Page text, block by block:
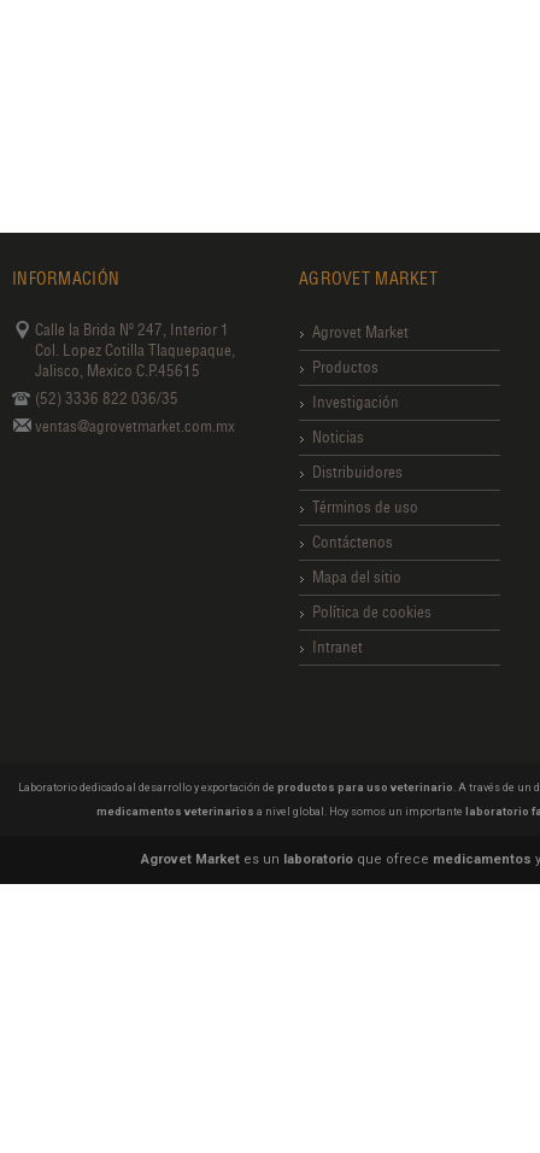
INFORMACIÓN
Calle la Brida Nº 247, Interior 1
Col. Lopez Cotilla Tlaquepaque,
Jalisco, Mexico C.P.45615
(52) 3336 822 036/35
ventas@agrovetmarket.com.mx
AGROVET MARKET
Agrovet Market
Productos
Investigación
Noticias
Distribuidores
Términos de uso
Contáctenos
Mapa del sitio
Política de cookies
Intranet
Laboratorio dedicado al desarrollo y exportación de productos para uso veterinario . A través de un
medicamentos veterinarios a nivel global. Hoy somos un importante laboratorio
Agrovet Market es un laboratorio que ofrece medicamentos